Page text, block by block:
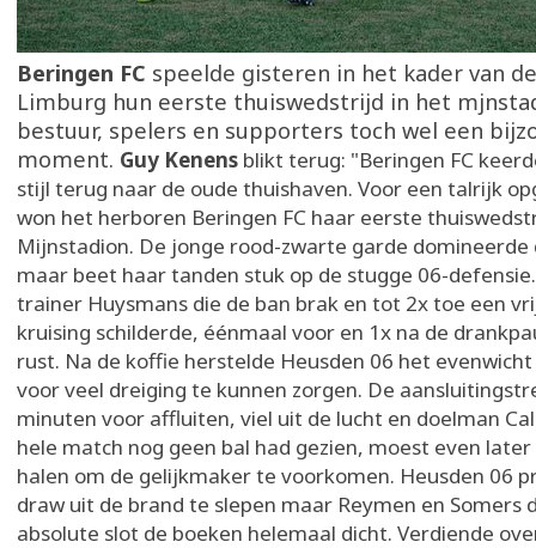
Beringen FC speelde gisteren in het kader van
Limburg hun eerste thuiswedstrijd in het
bestuur, spelers en supporters toch wel een
moment. Guy Kenens blikt terug: "Beringen FC
stijl terug naar de oude thuishaven. Voor een talrijk
won het herboren Beringen FC haar eerste
Mijnstadion. De jonge rood-zwarte garde
maar beet haar tanden stuk op de stugge 06-
trainer Huysmans die de ban brak en tot 2x toe een
kruising schilderde, éénmaal voor en 1x na de
rust. Na de koffie herstelde Heusden 06 het
voor veel dreiging te kunnen zorgen. De
minuten voor affluiten, viel uit de lucht en doelman
hele match nog geen bal had gezien, moest even
halen om de gelijkmaker te voorkomen. Heusden 06
draw uit de brand te slepen maar Reymen en Somers
absolute slot de boeken helemaal dicht. Verdiende